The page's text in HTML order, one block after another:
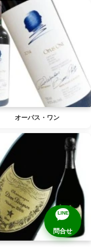
オーパス・ワン
LINE
問合せ